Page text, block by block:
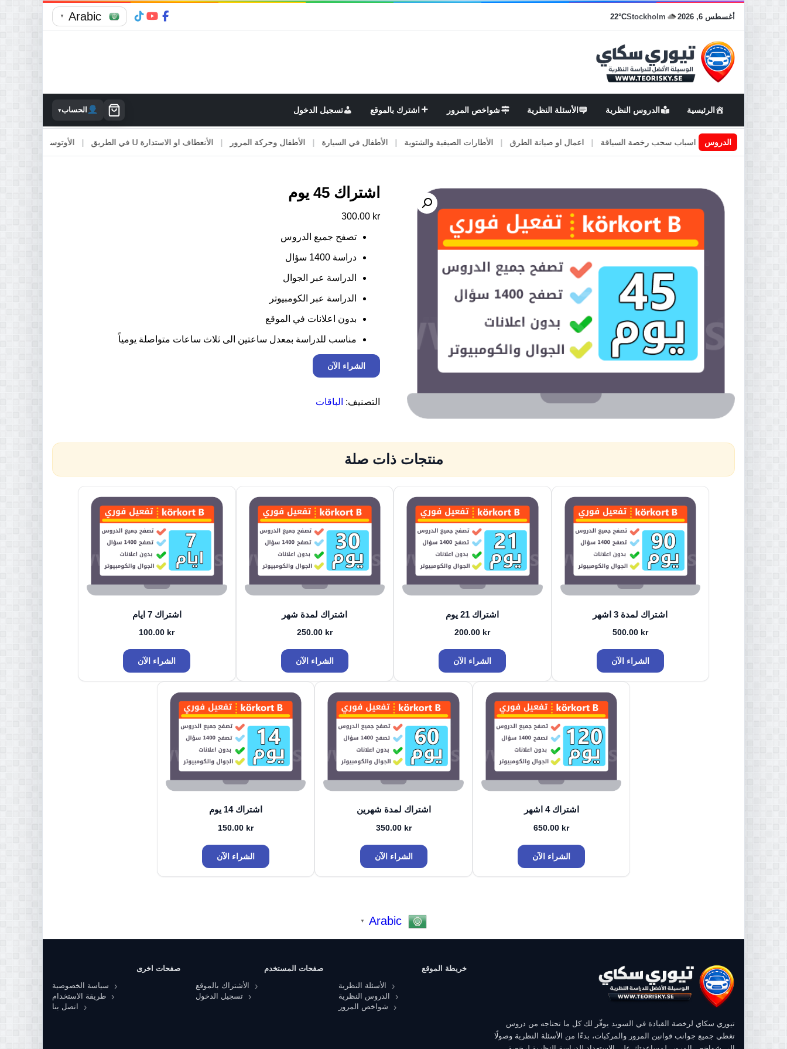
أغسطس 6, 2026 Stockholm
22°C
Arabic
▼
الرئيسية الدروس النظرية الأسئلة النظرية شواخص المرور اشترك بالموقع تسجيل الدخول الحساب▾
الدروس
اسباب سحب رخصة السياقة اعمال او صيانة الطرق | الأطارات الصيفية والشتوية | الأطفال في السيارة | الأطفال وحركة المرور | الأنعطاف او الاستدارة U في الطريق الأوتوستراد والطرق السريعة
اشتراك 45 يوم
300.00 kr
تصفح جميع الدروس
دراسة 1400 سؤال
الدراسة عبر الجوال
الدراسة عبر الكومبيوتر
بدون اعلانات في الموقع
مناسب للدراسة بمعدل ساعتين الى ثلاث ساعات متواصلة يومياً
ك
م
ا
ك
و
الشراء الآن
التصنيف: الباقات
منتجات ذات صلة
اشتراك لمدة 3 اشهر
500.00 kr
الشراء الآن
اشتراك 21 يوم
200.00 kr
الشراء الآن
اشتراك لمدة شهر
250.00 kr
الشراء الآن
اشتراك 7 ايام
100.00 kr
الشراء الآن
اشتراك 4 اشهر
650.00 kr
الشراء الآن
اشتراك لمدة شهرين
350.00 kr
الشراء الآن
اشتراك 14 يوم
150.00 kr
الشراء الآن
Arabic
▼
تيوري سكاي لرخصة القيادة في السويد يوفّر لك كل ما تحتاجه من دروس
تغطي جميع جوانب قوانين المرور والمركبات، بدءًا من الأسئلة النظرية وصولًا
خريطة الموقع
الأسئلة النظرية
الدروس النظرية
شواخص المرور
صفحات المستخدم
الأشتراك بالموقع
تسجيل الدخول
صفحات اخرى
سياسة الخصوصية
طريقة الاستخدام
اتصل بنا